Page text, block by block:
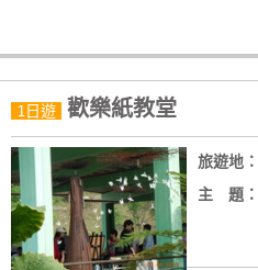
務
顧
客
滿
意
1日遊 歡樂紙教堂
旅遊地：
主 題：